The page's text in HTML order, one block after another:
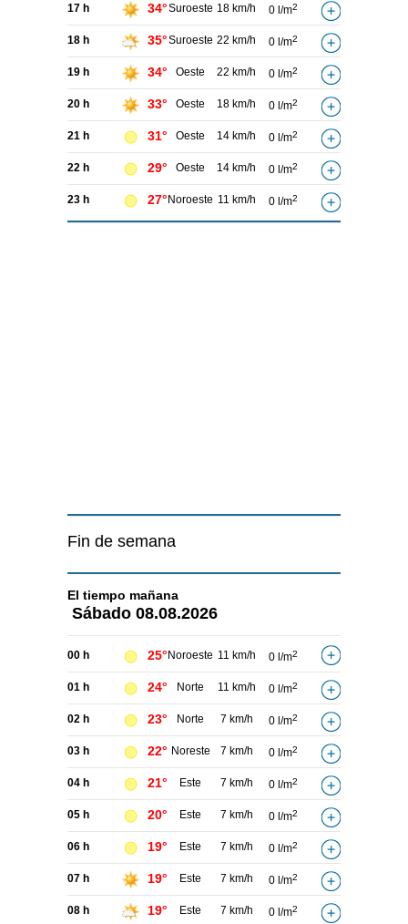
17 h 34°Suroeste 18 km/h 0 l/m2
18 h 35°Suroeste 22 km/h 0 l/m2
19 h 34° Oeste 22 km/h 0 l/m2
20 h 33° Oeste 18 km/h 0 l/m2
21 h 31° Oeste 14 km/h 0 l/m2
22 h 29° Oeste 14 km/h 0 l/m2
23 h 27° Noroeste 11 km/h 0 l/m2
Fin de semana
El tiempo mañana
Sábado 08.08.2026
00 h 25° Noroeste 11 km/h 0 l/m2
01 h 24° Norte 11 km/h 0 l/m2
02 h 23° Norte 7 km/h 0 l/m2
03 h 22° Noreste 7 km/h 0 l/m2
04 h 21° Este 7 km/h 0 l/m2
05 h 20° Este 7 km/h 0 l/m2
06 h 19° Este 7 km/h 0 l/m2
07 h 19° Este 7 km/h 0 l/m2
08 h 19° Este 7 km/h 0 l/m2